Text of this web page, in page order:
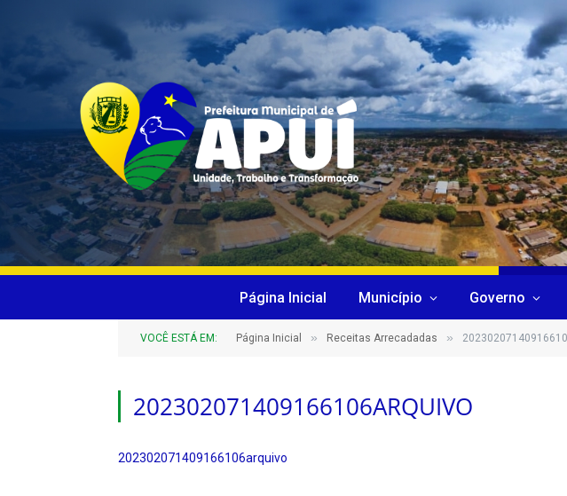
Página Inicial Município Governo
VOCÊ ESTÁ EM: Página Inicial » Receitas Arrecadadas »
202302071409166106ARQUIVO
202302071409166106arquivo